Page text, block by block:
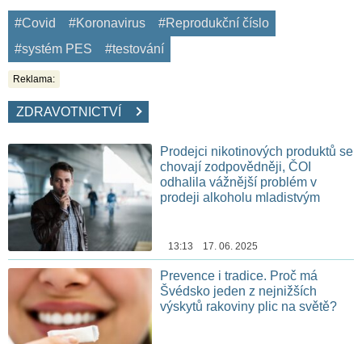
#Covid #Koronavirus
#Reprodukční číslo
#systém PES
#testování
Reklama:
ZDRAVOTNICTVÍ
Prodejci nikotinových produktů se
chovají zodpovědněji, ČOI
odhalila vážnější problém v
prodeji alkoholu mladistvým
13:13 17. 06. 2025
Prevence i tradice. Proč má
Švédsko jeden z nejnižších
výskytů rakoviny plic na světě?